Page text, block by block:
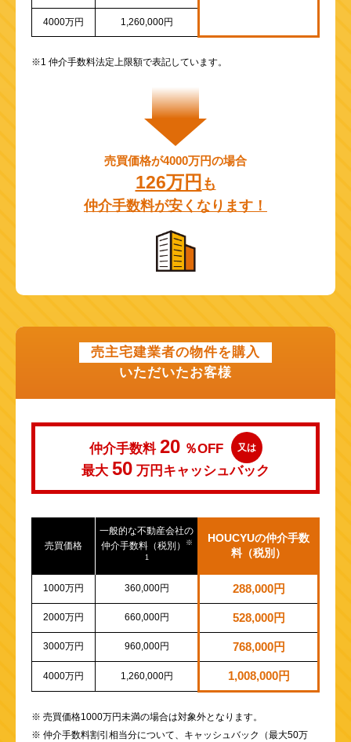
4000万円 1,260,000円
※1 仲介手数料法定上限額で表記しています。
売買価格が4000万円の場合
126万円 も
仲介手数料が安くなります！
売主宅建業者の物件を購入
いただいたお客様
仲介手数料 20 ％OFF 又は
最大 50 万円 キャッシュバック
売買価格
一般的な不動産会社の
仲介手数料（税別）
※
1
HOUCYUの仲介手数
料（税別）
1000万円 360,000円 288,000円
2000万円 660,000円 528,000円
3000万円 960,000円 768,000円
4000万円 1,260,000円 1,008,000円
※ 売買価格1000万円未満の場合は対象外となります。
※ 仲介手数料割引相当分について、キャッシュバック（最大50万